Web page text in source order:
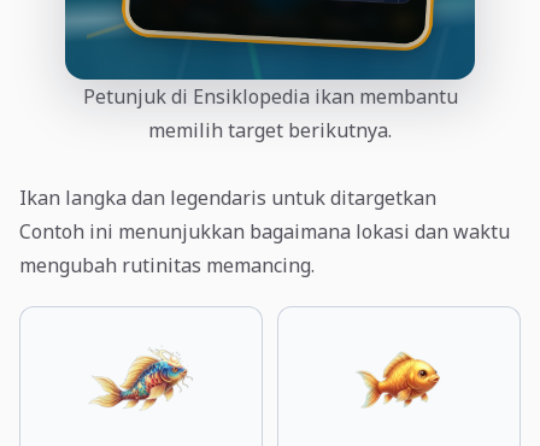
Petunjuk di Ensiklopedia ikan membantu
memilih target berikutnya.
Ikan langka dan legendaris untuk ditargetkan
Contoh ini menunjukkan bagaimana lokasi dan waktu
mengubah rutinitas memancing.